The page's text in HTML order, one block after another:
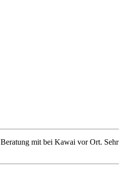
mit bei Kawai vor Ort. Sehr